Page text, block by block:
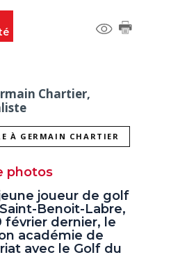
Chartier,
À GERMAIN CHARTIER
photos
joueur de golf
Benoit-Labre,
février dernier, le
académie de
avec le Golf du